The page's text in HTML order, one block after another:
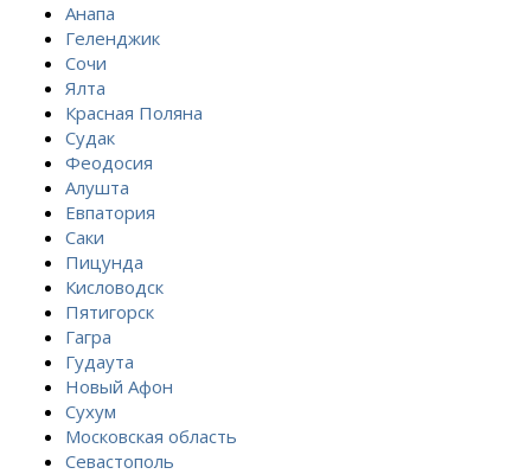
Анапа
Геленджик
Сочи
Ялта
Красная Поляна
Судак
Феодосия
Алушта
Евпатория
Саки
Пицунда
Кисловодск
Пятигорск
Гагра
Гудаута
Новый Афон
Сухум
Московская область
Севастополь